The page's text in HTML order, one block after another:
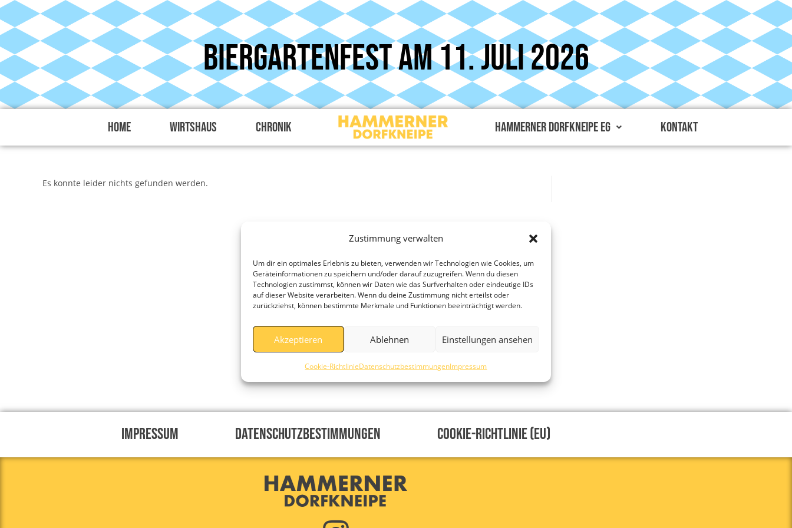
Zustimmung verwalten
Um dir ein optimales Erlebnis zu bieten, verwenden wir Technologien wie Cookies, um
Geräteinformationen zu speichern und/oder darauf zuzugreifen. Wenn du diesen
Technologien zustimmst, können wir Daten wie das Surfverhalten oder eindeutige IDs
auf dieser Website verarbeiten. Wenn du deine Zustimmung nicht erteilst oder
zurückziehst, können bestimmte Merkmale und Funktionen beeinträchtigt werden.
Akzeptieren Ablehnen Einstellungen ansehen
Cookie-RichtlinieDatenschutzbestimmungenImpressum
Biergartenfest am 11. Juli 2026
Home Wirtshaus Chronik Hammerner Dorfkneipe eG Kontakt
Es konnte leider nichts gefunden werden.
Impressum Datenschutzbestimmungen Cookie-Richtlinie (EU)